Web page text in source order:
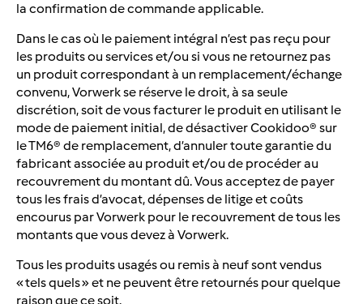
la confirmation de commande applicable.
Dans le cas où le paiement intégral n’est pas reçu pour
les produits ou services et/ou si vous ne retournez pas
un produit correspondant à un remplacement/échange
convenu, Vorwerk se réserve le droit, à sa seule
discrétion, soit de vous facturer le produit en utilisant le
mode de paiement initial, de désactiver Cookidoo® sur
le TM6® de remplacement, d’annuler toute garantie du
fabricant associée au produit et/ou de procéder au
recouvrement du montant dû. Vous acceptez de payer
tous les frais d’avocat, dépenses de litige et coûts
encourus par Vorwerk pour le recouvrement de tous les
montants que vous devez à Vorwerk.
Tous les produits usagés ou remis à neuf sont vendus
« tels quels » et ne peuvent être retournés pour quelque
raison que ce soit.